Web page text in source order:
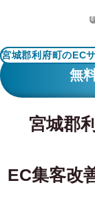
RECRUIT
BLOG
宮城郡利府町のEC
無
宮城郡
EC集客改